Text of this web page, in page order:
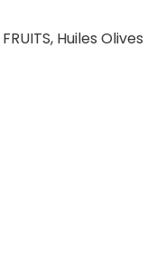
FRUITS, Huiles